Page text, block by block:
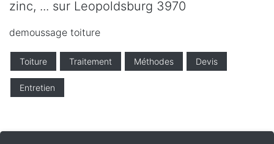
zinc, ... sur Leopoldsburg 3970
demoussage toiture
Toiture Traitement Méthodes Devis
Entretien